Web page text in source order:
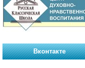
Вконтакте